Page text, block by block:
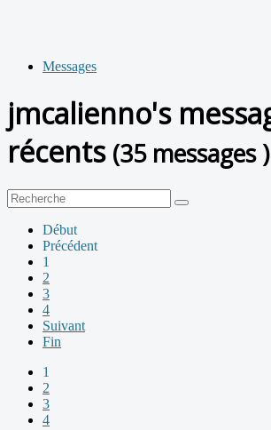
Messages
jmcalienno's
récents (35 messages )
Début
Précédent
1
2
3
4
Suivant
Fin
1
2
3
4